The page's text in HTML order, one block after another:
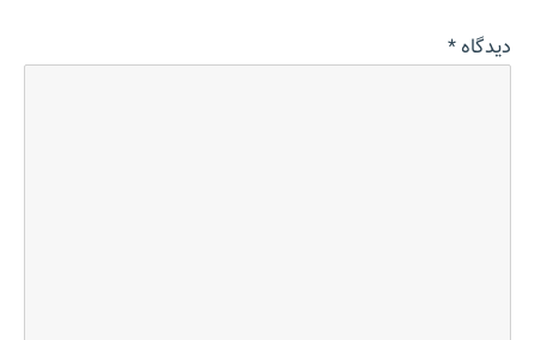
دیدگاه*